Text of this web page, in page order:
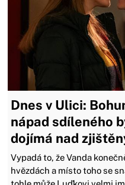
Dnes v Ulici:
nápad sdíleného
dojímá nad
Vypadá to, že Vanda
hvězdách a místo toho se